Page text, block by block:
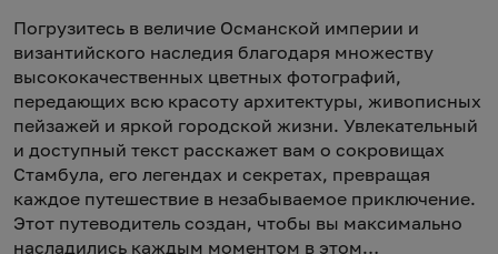
Погрузитесь в величие Османской империи и
византийского наследия благодаря множеству
высококачественных цветных фотографий,
передающих всю красоту архитектуры, живописных
пейзажей и яркой городской жизни. Увлекательный
и доступный текст расскажет вам о сокровищах
Стамбула, его легендах и секретах, превращая
каждое путешествие в незабываемое приключение.
Этот путеводитель создан, чтобы вы максимально
насладились каждым моментом в этом